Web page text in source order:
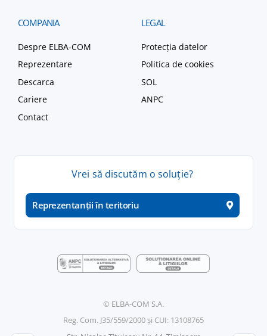
COMPANIA
Despre ELBA-COM
Reprezentare
Descarca
Cariere
Contact
LEGAL
Protecția datelor
Politica de cookies
SOL
ANPC
Vrei să discutăm osoluție?
Reprezentanții în teritoriu
© ELBA-COM S.A.
Reg. Com. J35/559/2000 și CUI: 13108765